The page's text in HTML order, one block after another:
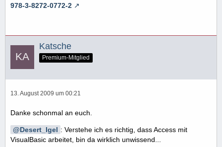
978-3-8272-0772-2
Katsche
Premium-Mitglied
13. August 2009 um 00:21
Danke schonmal an euch.
Desert_Igel : Verstehe ich es richtig, dass Access mit
VisualBasic arbeitet, bin da wirklich unwissend...